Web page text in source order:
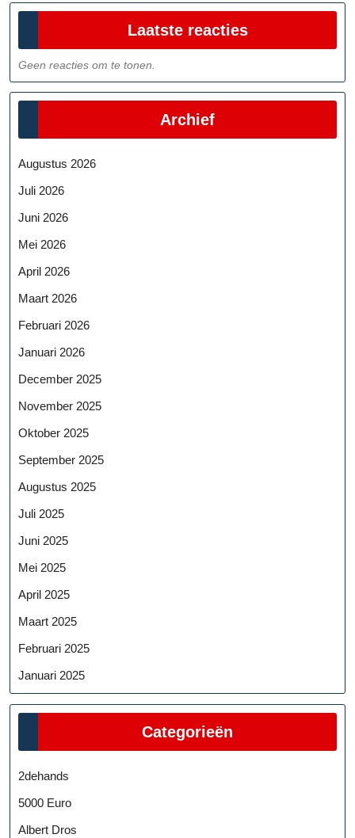
Laatste reacties
Geen reacties om te tonen.
Archief
Augustus 2026
Juli 2026
Juni 2026
Mei 2026
April 2026
Maart 2026
Februari 2026
Januari 2026
December 2025
November 2025
Oktober 2025
September 2025
Augustus 2025
Juli 2025
Juni 2025
Mei 2025
April 2025
Maart 2025
Februari 2025
Januari 2025
Categorieën
2dehands
5000 Euro
Albert Dros